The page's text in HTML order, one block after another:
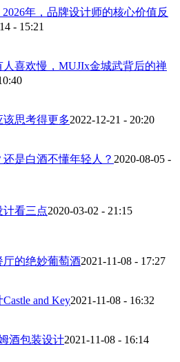
年，品牌设计师的核心价值反
- 15:21
喜欢慢，MUJIx金城武背后的禅
该思考得更多2022-12-21 - 20:20
是白酒不懂年轻人？ 2020-08-05 -
计看三点2020-03-02 - 21:15
的绝妙葡萄酒2021-11-08 - 17:27
and Key2021-11-08 - 16:32
酒包装设计2021-11-08 - 16:14